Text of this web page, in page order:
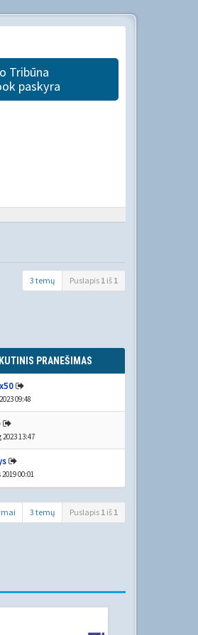
Tribūna
paskyra
3 temų Puslapis 1 iš 1
PRANEŠIMAS
09:48
2023 13:47
2019 00:01
3 temų Puslapis 1 iš 1